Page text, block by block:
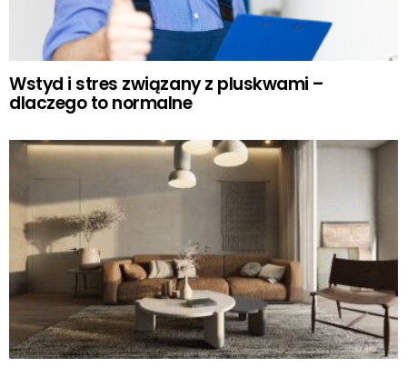
Wstyd i stres związany z pluskwami –
dlaczego to normalne